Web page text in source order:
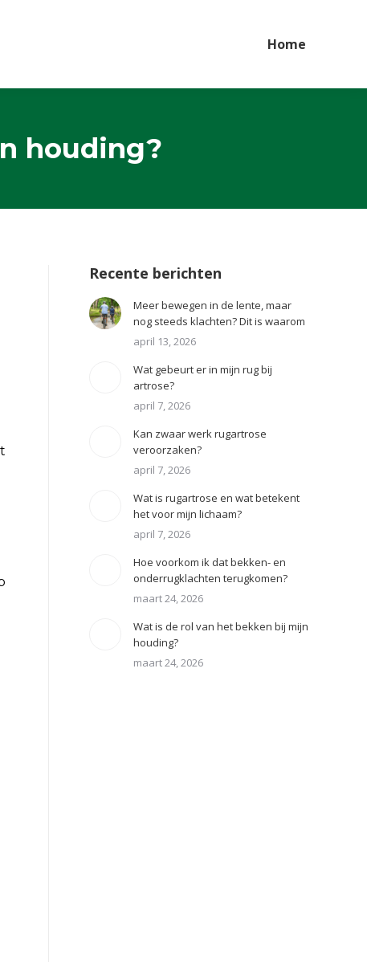
Home
houding?
Recente berichten
Meer bewegen in de lente, maar
nog steeds klachten? Dit is waarom
april 13, 2026
Wat gebeurt er in mijn rug bij
artrose?
april 7, 2026
Kan zwaar werk rugartrose
veroorzaken?
april 7, 2026
Wat is rugartrose en wat betekent
het voor mijn lichaam?
april 7, 2026
Hoe voorkom ik dat bekken- en
onderrugklachten terugkomen?
maart 24, 2026
Wat is de rol van het bekken bij mijn
houding?
maart 24, 2026